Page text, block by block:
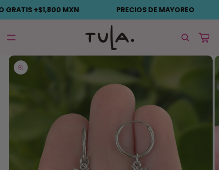
directamente
MXN PRECIOS DE MAYOREO ENVÍO
Carrito
directamente
a la
información